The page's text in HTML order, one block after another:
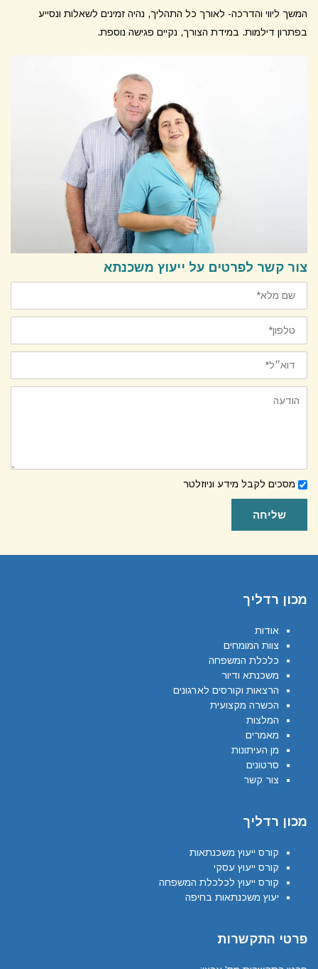
המשך ליווי והדרכה- לאורך כל התהליך, נהיה זמינים לשאלות ונסייע
בפתרון דילמות. במידת הצורך, נקיים פגישה נוספת.
צור קשר לפרטים על ייעוץ משכנתא
הודעה
לקבלת
ניוזלטר
מסכים לקבל מידע וניוזלטר
שליחה
מכון רדליך
אודות
צוות המומחים
כלכלת המשפחה
משכנתא ודיור
הרצאות וקורסים לארגונים
הכשרה מקצועית
המלצות
מאמרים
מן העיתונות
סרטונים
צור קשר
מכון רדליך
קורס ייעוץ משכנתאות
קורס ייעוץ עסקי
קורס ייעוץ לכלכלת המשפחה
יעוץ משכנתאות בחיפה
פרטי התקשרות